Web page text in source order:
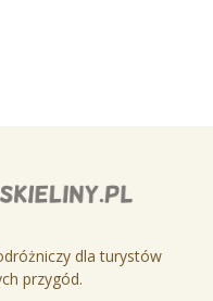
dla turystów
przygód.